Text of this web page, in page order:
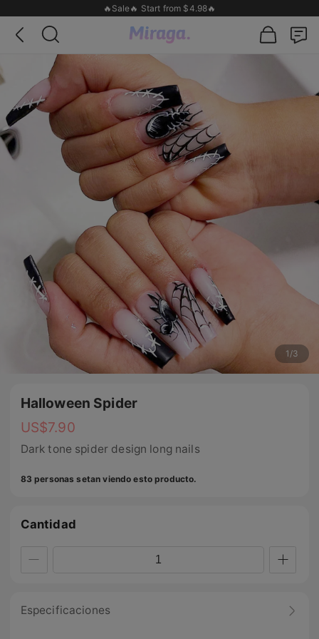
🔥Sale🔥 Start from $4.98🔥
1 /3
Halloween Spider
US$7.90
Dark tone spider design long nails
83 personas setan viendo esto producto.
Cantidad
Especificaciones